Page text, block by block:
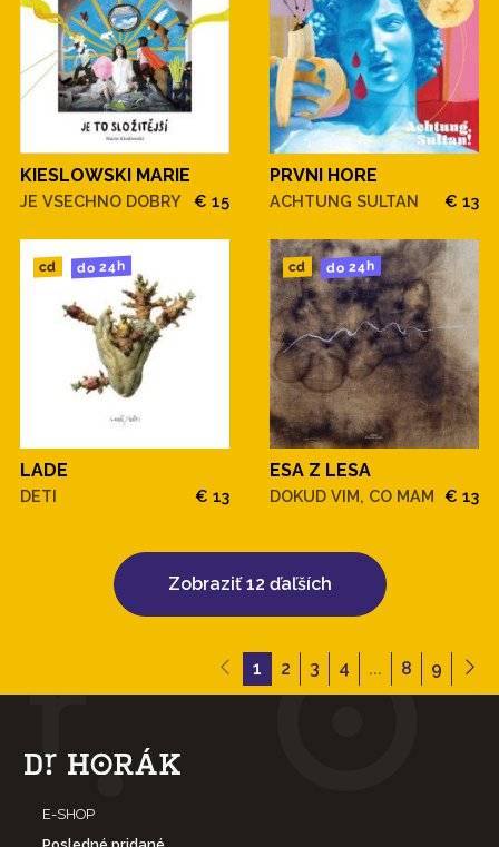
KIESLOWSKI MARIE
JE VSECHNO DOBRY € 15
PRVNI HORE
ACHTUNG SULTAN € 13
cd do 24h
LADE
DETI € 13
cd do 24h
ESA Z LESA
DOKUD VIM, CO MAM € 13
Zobraziť 12 ďaľších
1 2 3 4 ... 8 9
E-SHOP